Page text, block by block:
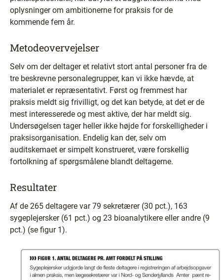
oplysninger om ambitionerne for praksis for de
kommende fem år.
Metodeovervejelser
Selv om der deltager et relativt stort antal personer fra de
tre beskrevne personalegrupper, kan vi ikke hævde, at
materialet er repræsentativt. Først og fremmest har
praksis meldt sig frivilligt, og det kan betyde, at det er de
mest interesserede og mest aktive, der har meldt sig.
Undersøgelsen tager heller ikke højde for forskelligheder i
praksisorganisation. Endelig kan der, selv om
auditskemaet er simpelt konstrueret, være forskellig
fortolkning af spørgsmålene blandt deltagerne.
Resultater
Af de 265 deltagere var 79 sekretærer (30 pct.), 163
sygeplejersker (61 pct.) og 23 bioanalytikere eller andre (9
pct.) (se figur 1).